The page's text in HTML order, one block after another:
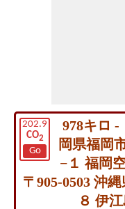
202.9
CO2
Go
978キロ -
岡県福岡
−１ 福岡
〒905-0503 沖
８ 伊